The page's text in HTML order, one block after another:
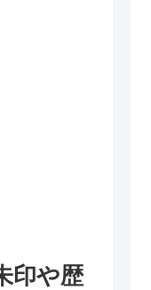
印や歴